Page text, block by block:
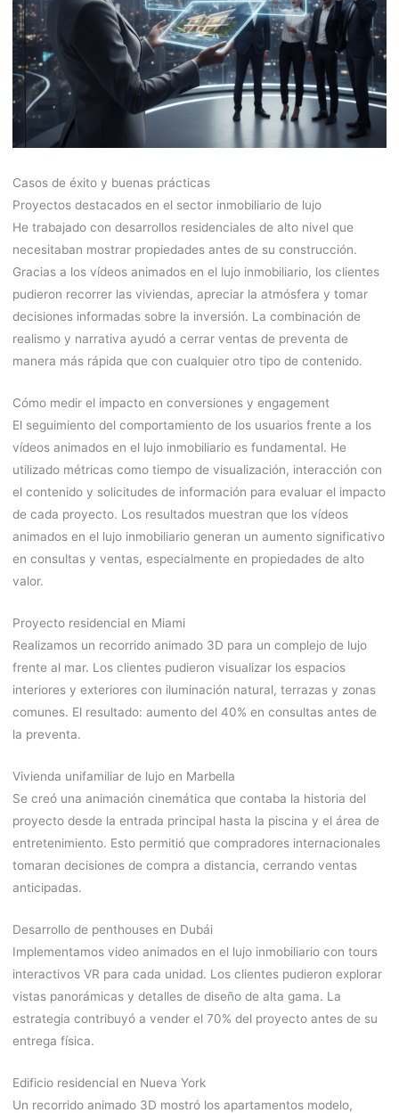
Casos de éxito y buenas prácticas
Proyectos destacados en el sector inmobiliario de lujo
He trabajado con desarrollos residenciales de alto nivel que
necesitaban mostrar propiedades antes de su construcción.
Gracias a los vídeos animados en el lujo inmobiliario, los clientes
pudieron recorrer las viviendas, apreciar la atmósfera y tomar
decisiones informadas sobre la inversión. La combinación de
realismo y narrativa ayudó a cerrar ventas de preventa de
manera más rápida que con cualquier otro tipo de contenido.
Cómo medir el impacto en conversiones y engagement
El seguimiento del comportamiento de los usuarios frente a los
vídeos animados en el lujo inmobiliario es fundamental. He
utilizado métricas como tiempo de visualización, interacción con
el contenido y solicitudes de información para evaluar el impacto
de cada proyecto. Los resultados muestran que los vídeos
animados en el lujo inmobiliario generan un aumento significativo
en consultas y ventas, especialmente en propiedades de alto
valor.
Proyecto residencial en Miami
Realizamos un recorrido animado 3D para un complejo de lujo
frente al mar. Los clientes pudieron visualizar los espacios
interiores y exteriores con iluminación natural, terrazas y zonas
comunes. El resultado: aumento del 40% en consultas antes de
la preventa.
Vivienda unifamiliar de lujo en Marbella
Se creó una animación cinemática que contaba la historia del
proyecto desde la entrada principal hasta la piscina y el área de
entretenimiento. Esto permitió que compradores internacionales
tomaran decisiones de compra a distancia, cerrando ventas
anticipadas.
Desarrollo de penthouses en Dubái
Implementamos video animados en el lujo inmobiliario con tours
interactivos VR para cada unidad. Los clientes pudieron explorar
vistas panorámicas y detalles de diseño de alta gama. La
estrategia contribuyó a vender el 70% del proyecto antes de su
entrega física.
Edificio residencial en Nueva York
Un recorrido animado 3D mostró los apartamentos modelo,